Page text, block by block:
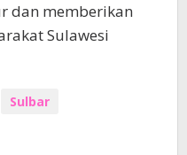
dan memberikan
Sulawesi
Sulbar